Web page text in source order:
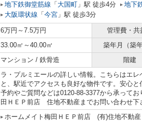
地下鉄御堂筋線 「 大国町 」駅 徒歩4分
地下
大阪環状線 「 今宮 」駅 徒歩3分
6万円～7.5万円
管理費・共
33.00㎡～40.00㎡
築年月（築
マンション / 鉄骨造 階建
ラ・プルミエールの詳しい情報。こちらはエ
と、駅近でアクセスも良好な物件です。安心
予約やご質問などは0120-88-3377から承って
田ＨＥＰ前店 住地不動産までお問い合わせ下
ホームメイト梅田ＨＥＰ前店 (有)住地不動産